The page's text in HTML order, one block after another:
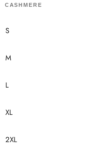
CASHMERE
S
M
L
XL
2XL